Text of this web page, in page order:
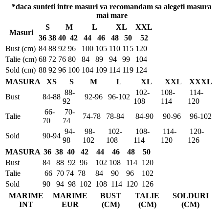
*daca sunteti intre masuri va recomandam sa alegeti masura
mai mare
Masuri
S M L XL
XXL
36 38 40 42 44 46 48 50
52
Bust (cm) 84 88 92 96 100 105 110 115 120
Talie (cm) 68 72 76 80 84 89 94 99
104
Sold (cm) 88 92 96 100 104 109 114 119 124
MASURA
XS S M L XL XXL
XXXL
Bust
84-88
88-
92
92-96 96-102
102-
108
108-
114
114-
120
Talie
66-
70
70-
74
74-78 78-84 84-90 90-96 96-102
Sold 90-94
94-
98
98-
102
102-
108
108-
114
114-
120
120-
126
MASURA 36 38 40 42 44 46 48
50
Bust
84 88 92 96 102 108 114 120
Talie
66 70 74 78 84 90 96
102
Sold
90 94 98 102 108 114 120 126
MARIME
INT
MARIME
EUR
BUST
(CM)
TALIE
(CM)
SOLDURI
(CM)